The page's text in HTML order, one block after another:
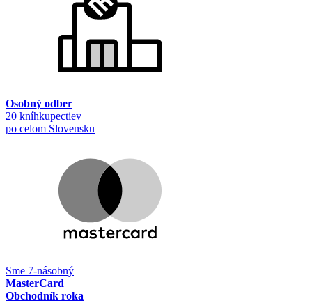
Osobný odber
20 kníhkupectiev
po celom Slovensku
Sme 7-násobný
MasterCard
Obchodník roka